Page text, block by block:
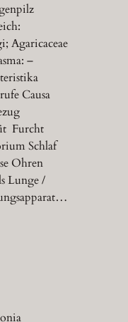
Agaricaceae
–
Causa
Furcht
Schlaf
Ohren
Lunge /